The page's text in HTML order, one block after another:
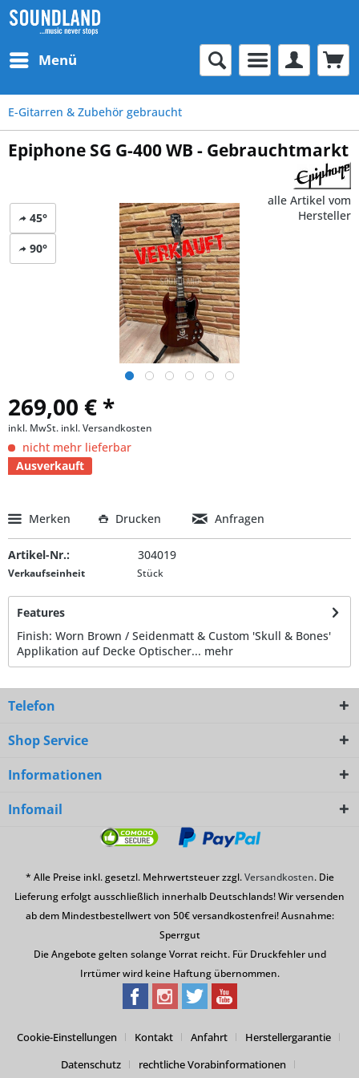
Menü
E-Gitarren & Zubehör gebraucht
Epiphone SG G-400 WB - Gebrauchtmarkt
alle Artikel vom
Hersteller
45°
90°
269,00 € *
inkl. MwSt. inkl. Versandkosten
nicht mehr lieferbar
Ausverkauft
Merken Drucken Anfragen
Artikel-Nr.: 304019
Verkaufseinheit Stück
Features
Finish: Worn Brown / Seidenmatt & Custom 'Skull & Bones'
Applikation auf Decke Optischer... mehr
Telefon
Shop Service
Informationen
Infomail
* Alle Preise inkl. gesetzl. Mehrwertsteuer zzgl.Versandkosten. Die
Lieferung erfolgt ausschließlich innerhalb Deutschlands! Wir versenden
ab dem Mindestbestellwert von 50€ versandkostenfrei! Ausnahme:
Sperrgut
Die Angebote gelten solange Vorrat reicht. Für Druckfehler und
Irrtümer wird keine Haftung übernommen.
Cookie-Einstellungen Kontakt Anfahrt
Herstellergarantie
Datenschutz
rechtliche Vorabinformationen